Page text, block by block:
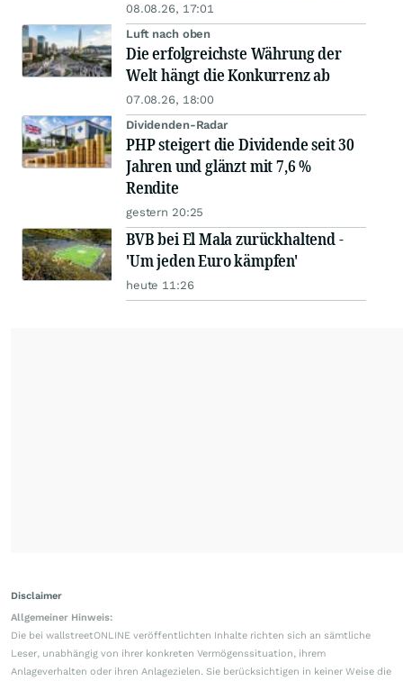
08.08.26, 17:01
Luft nach oben
Die erfolgreichste Währung der
Welt hängt die Konkurrenz ab
07.08.26, 18:00
Dividenden-Radar
PHP steigert die Dividende seit 30
Jahren und glänzt mit 7,6 %
Rendite
gestern 20:25
BVB bei El Mala zurückhaltend -
'Um jeden Euro kämpfen'
heute 11:26
Disclaimer
Allgemeiner Hinweis:
Die bei wallstreetONLINE veröffentlichten Inhalte richten sich an sämtliche
Leser, unabhängig von ihrer konkreten Vermögenssituation, ihrem
Anlageverhalten oder ihren Anlagezielen. Sie berücksichtigen in keiner Weise die